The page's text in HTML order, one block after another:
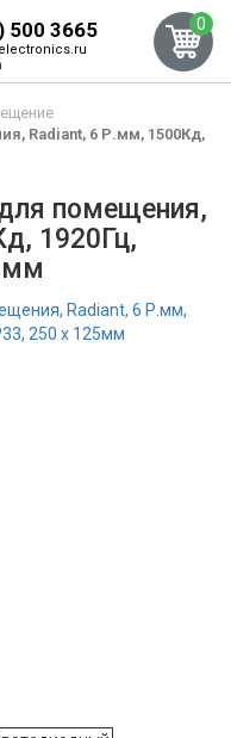
500 3665 0
Radiant, 6 Р.мм, 1500Кд,
помещения,
1920Гц,